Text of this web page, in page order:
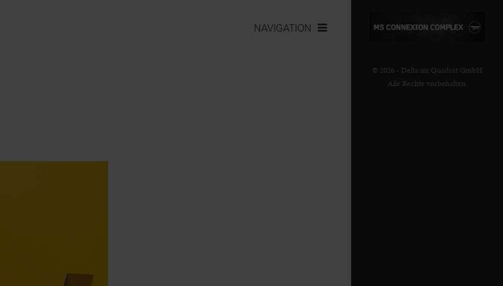
NAVIGATION
© 2026 - Delta im Quadrat GmbH
Alle Rechte vorbehalten.